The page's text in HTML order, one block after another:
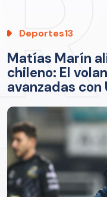
Deportes13
Matías Marín
chileno: El
avanzadas con